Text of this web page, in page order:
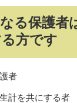
る保護者
方です
者
計を共にする者